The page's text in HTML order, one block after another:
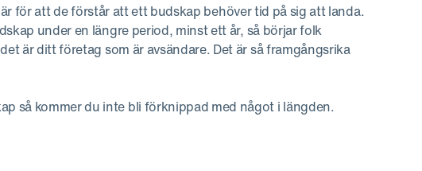
för att de förstår att ett budskap behöver tid på sig att landa.
under en längre period, minst ett år, så börjar folk
är ditt företag som är avsändare. Det är så framgångsrika
så kommer du inte bli förknippad med något i längden.